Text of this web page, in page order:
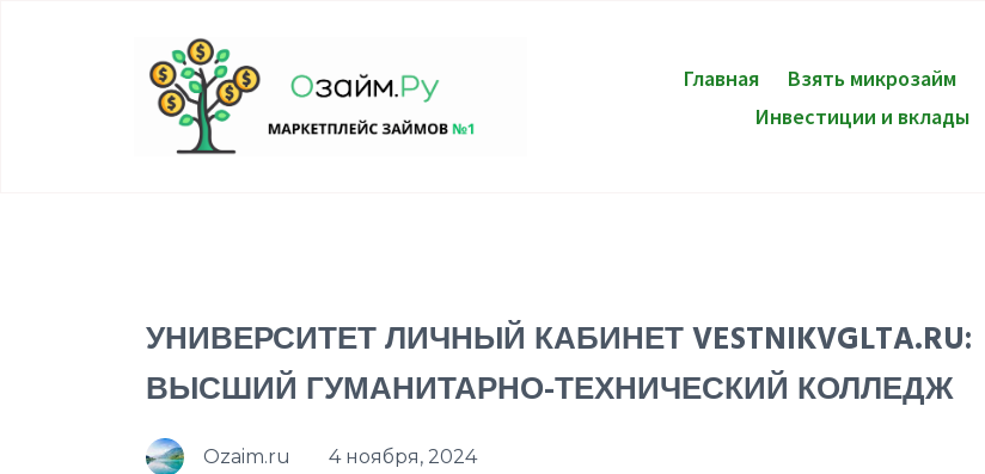
Главная Взять микрозайм
Инвестиции и вклады
УНИВЕРСИТЕТ ЛИЧНЫЙ КАБИНЕТ VESTNIKVGLTA.RU:
ВЫСШИЙ ГУМАНИТАРНО-ТЕХНИЧЕСКИЙ КОЛЛЕДЖ
Ozaim.ru 4 ноября, 2024